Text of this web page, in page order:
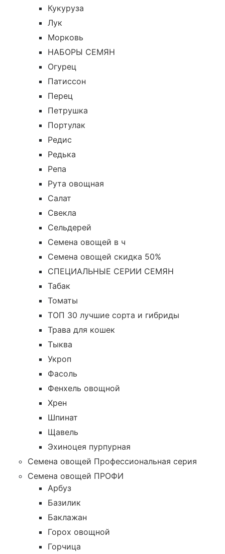
Кукуруза
Лук
Морковь
НАБОРЫ СЕМЯН
Огурец
Патиссон
Перец
Петрушка
Портулак
Редис
Редька
Репа
Рута овощная
Салат
Свекла
Сельдерей
Семена овощей в ч
Семена овощей скидка 50%
СПЕЦИАЛЬНЫЕ СЕРИИ СЕМЯН
Табак
Томаты
ТОП 30 лучшие сорта и гибриды
Трава для кошек
Тыква
Укроп
Фасоль
Фенхель овощной
Хрен
Шпинат
Щавель
Эхиноцея пурпурная
Семена овощей Профессиональная серия
Семена овощей ПРОФИ
Арбуз
Базилик
Баклажан
Горох овощной
Горчица